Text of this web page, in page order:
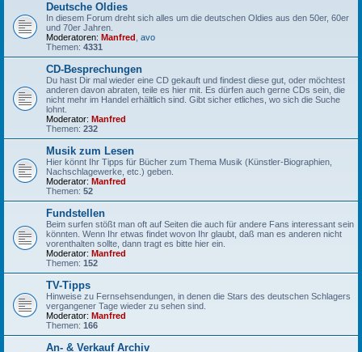
Deutsche Oldies
In diesem Forum dreht sich alles um die deutschen Oldies aus den 50er, 60er
und 70er Jahren.
Moderatoren: Manfred avo
Themen: 4331
CD-Besprechungen
Du hast Dir mal wieder eine CD gekauft und findest diese gut, oder möchtest
anderen davon abraten, teile es hier mit. Es dürfen auch gerne CDs sein, die
nicht mehr im Handel erhältlich sind. Gibt sicher etliches, wo sich die Suche
lohnt.
Moderator: Manfred
Themen: 232
Musik zum Lesen
Hier könnt Ihr Tipps für Bücher zum Thema Musik (Künstler-Biographien,
Nachschlagewerke, etc.) geben.
Moderator: Manfred
Themen: 52
Fundstellen
Beim surfen stößt man oft auf Seiten die auch für andere Fans interessant sein
könnten. Wenn Ihr etwas findet wovon Ihr glaubt, daß man es anderen nicht
vorenthalten sollte, dann tragt es bitte hier ein.
Moderator: Manfred
Themen: 152
TV-Tipps
Hinweise zu Fernsehsendungen, in denen die Stars des deutschen Schlagers
vergangener Tage wieder zu sehen sind.
Moderator: Manfred
Themen: 166
An- & Verkauf Archiv